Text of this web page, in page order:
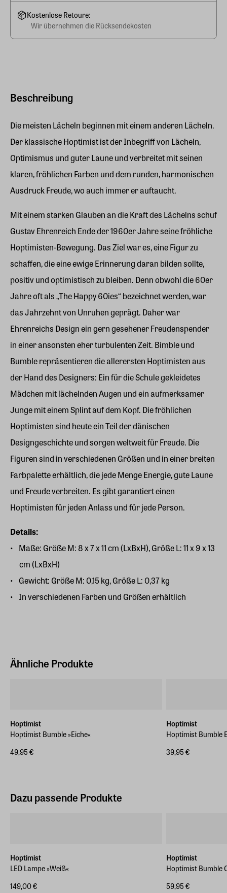
Beschreibung
Die meisten Lächeln beginnen mit einem anderen Lächeln.
Der klassische Hoptimist ist der Inbegriff von Lächeln,
Optimismus und guter Laune und verbreitet mit seinen
klaren, fröhlichen Farben und dem runden, harmonischen
Ausdruck Freude, wo auch immer er auftaucht.
Mit einem starken Glauben an die Kraft des Lächelns schuf
Gustav Ehrenreich Ende der 1960er Jahre seine fröhliche
Hoptimisten-Bewegung. Das Ziel war es, eine Figur zu
schaffen, die eine ewige Erinnerung daran bilden sollte,
positiv und optimistisch zu bleiben. Denn obwohl die 60er
Jahre oft als „The Happy 60ies“ bezeichnet werden, war
das Jahrzehnt von Unruhen geprägt. Daher war
Ehrenreichs Design ein gern gesehener Freudenspender
in einer ansonsten eher turbulenten Zeit. Bimble und
Bumble repräsentieren die allerersten Hoptimisten aus
der Hand des Designers: Ein für die Schule gekleidetes
Mädchen mit lächelnden Augen und ein aufmerksamer
Junge mit einem Splint auf dem Kopf. Die fröhlichen
Hoptimisten sind heute ein Teil der dänischen
Designgeschichte und sorgen weltweit für Freude. Die
Figuren sind in verschiedenen Größen und in einer breiten
Farbpalette erhältlich, die jede Menge Energie, gute Laune
und Freude verbreiten. Es gibt garantiert einen
Hoptimisten für jeden Anlass und für jede Person.
Details:
Maße: Größe M: 8 x 7 x 11 cm (LxBxH), Größe L: 11 x 9 x 13
cm (LxBxH)
Gewicht: Größe M: 0,15 kg, Größe L: 0,37 kg
In verschiedenen Farben und Größen erhältlich
Kostenlose Retoure:
Wir übernehmen die Rücksendekosten
Ähnliche Produkte
Hoptimist
Hoptimist Bumble »Eiche«
49,95 €
Hoptimist
Hoptimist Bumble
39,95 €
Dazu passende Produkte
Hoptimist
LED Lampe »Weiß«
149,00 €
Hoptimist
Hoptimist Bumble
59,95 €